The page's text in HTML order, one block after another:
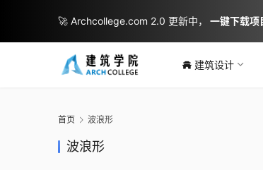
建筑设计
首页 波浪形
波浪形
🚀 Archcollege.com 2.0 更新中， 一键下载项